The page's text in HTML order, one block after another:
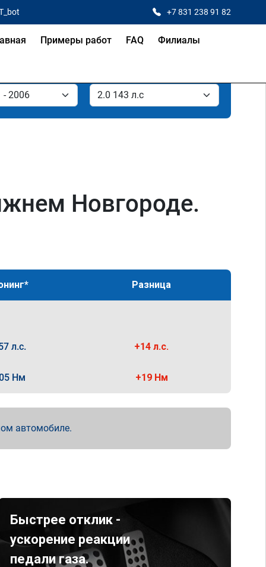
+7 831 238 91 82
Примеры работ FAQ Филиалы
Новгороде.
Разница
л.с. +14 л.с.
Нм +19 Нм
автомобиле.
Быстрее отклик -
ускорение реакции
педали газа.